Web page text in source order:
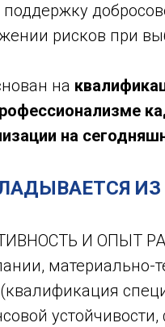
рисков при
на
на
ИЗ
И ОПЫТ
материально-